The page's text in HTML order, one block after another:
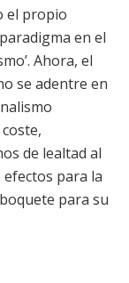
el propio
en el
Ahora, el
se adentre en
de lealtad al
para la
para su